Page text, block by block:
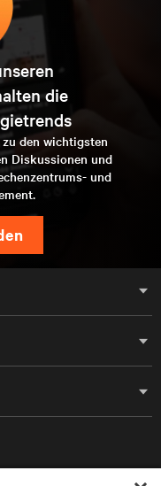
die
den wichtigsten
Diskussionen und
und